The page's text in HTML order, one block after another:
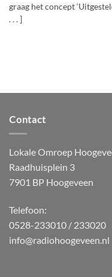
graag het concept
. . . ]
Contact
Lokale Omroep
Raadhuisplein 3
7901 BP Hoogeveen
Telefoon:
0528-233010 / 233020
info@radiohoogeveen.nl